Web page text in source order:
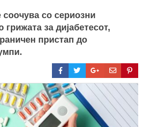
соочува со сериозни
грижата за дијабетесот,
пристап до